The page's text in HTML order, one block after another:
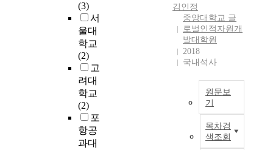
(3)
서
울대
학교
(2)
고
려대
학교
(2)
포
항공
과대
김인정
중앙대학교 글
로벌인적자원개
발대학원
2018
국내석사
원문보
기
목차검
색조회